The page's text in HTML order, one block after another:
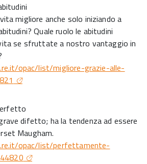
migliore anche solo iniziando a
Quale ruolo le abitudini
se sfruttate a nostro vantaggio in
opac/list/migliore-grazie-alle-
difetto; ha la tendenza ad essere
Maugham.
opac/list/perfettamente-